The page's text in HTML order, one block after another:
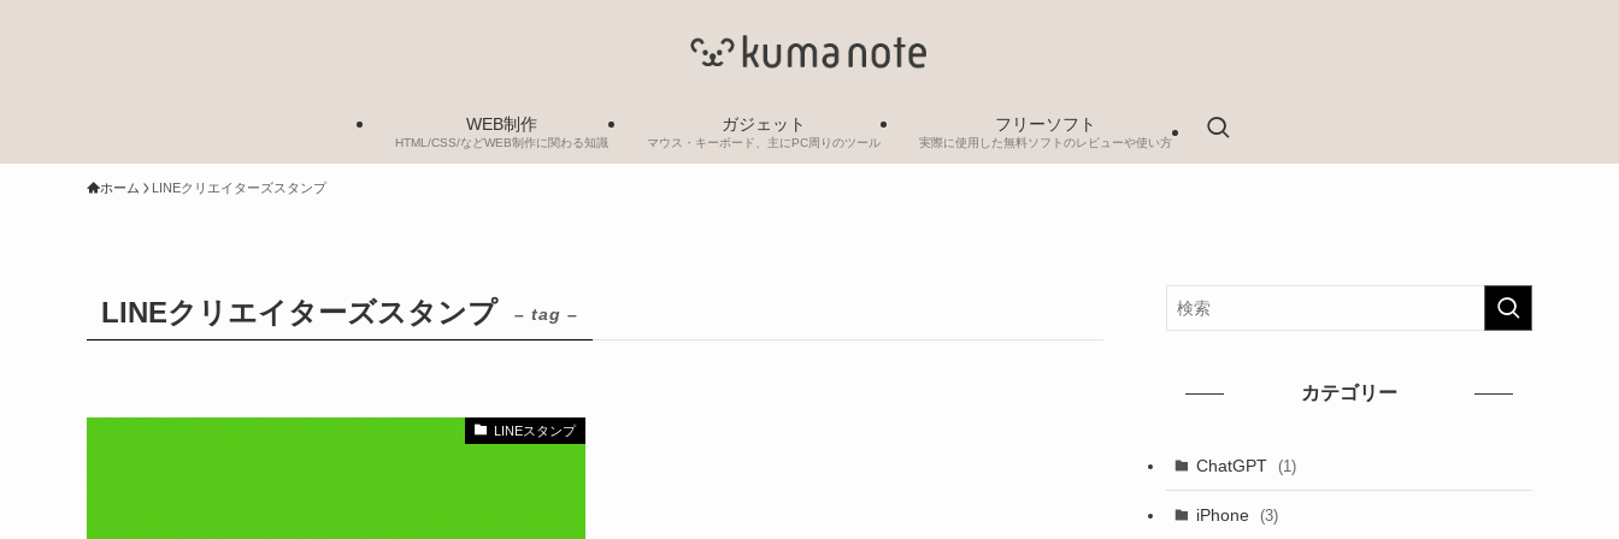
WEB制作
HTML/CSS/などWEB制作に関わる知識
ガジェット
マウス・キーボード、主にPC周りのツール
フリーソフト
実際に使用した無料ソフトのレビューや使い方
ホーム LINEクリエイターズスタンプ
LINEクリエイターズスタンプ – tag –
LINEスタンプ
カテゴリー
ChatGPT (1)
iPhone (3)